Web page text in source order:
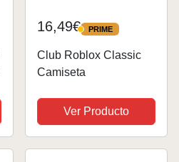
16,49€ PRIME
PRIME
Club Roblox Classic
Camiseta
Ver Producto